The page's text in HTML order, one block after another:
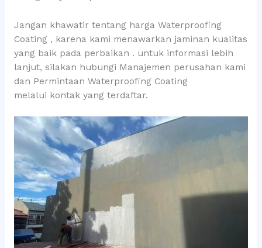
Jangan khawatir tentang harga Waterproofing
Coating , karena kami menawarkan jaminan kualitas
yang baik pada perbaikan . untuk informasi lebih
lanjut, silakan hubungi Manajemen perusahan kami
dan Permintaan Waterproofing Coating
melalui kontak yang terdaftar.